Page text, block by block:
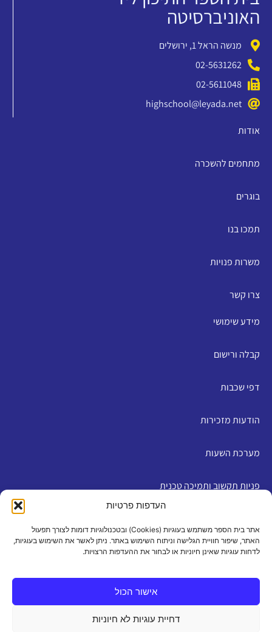
העדפות פרטיות
אתר בית הספר משתמש בעוגיות (Cookies) ובטכנולוגיות דומות לצורך תפעול
האתר, שיפור חוויית הגלישה וניתוח השימוש באתר. ניתן לאשר את השימוש בעוגיות,
לדחות עוגיות שאינן חיוניות או לבחור את ההעדפות הרצויות.
אישור הכול
דחיית עוגיות לא חיוניות
האוניברסיטה
מנשה הראל 1, ירושלים
02-5631262
02-5611048
highschool@leyada.net
אודות
מתחמים להשכרה
בוגרים
תמכו בנו
משרות פנויות
צרו קשר
מידע שימושי
קבלה ורישום
דפי שכבות
הודעות מזכירות
מערכת השעות
פניות תקשוב ותמיכה טכנית
מדיניות פרטיות|תנאי שימוש|הצהרת נגישות|מדיניות
עוגיות